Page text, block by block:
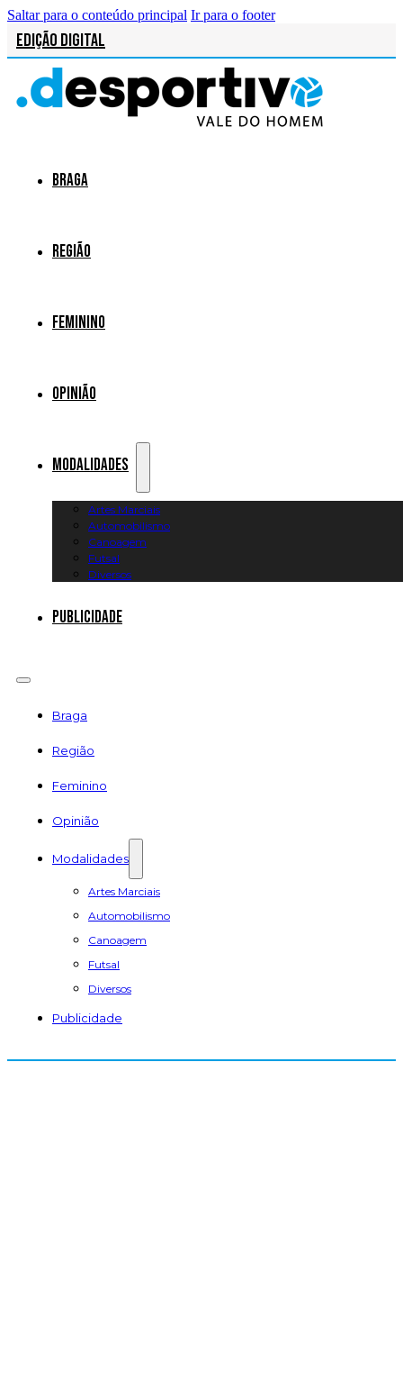
Saltar para o conteúdo principal Ir para o footer
Edição Digital
Braga
Região
Feminino
Opinião
Modalidades
Artes Marciais
Automobilismo
Canoagem
Futsal
Diversos
Publicidade
Braga
Região
Feminino
Opinião
Modalidades
Artes Marciais
Automobilismo
Canoagem
Futsal
Diversos
Publicidade